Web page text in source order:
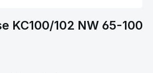
KC100/102 NW 65-100